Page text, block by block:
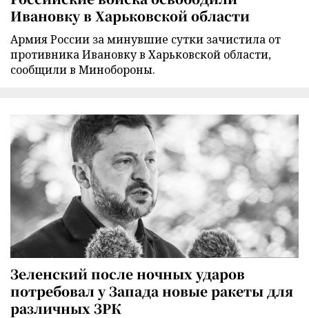
Ивановку в Харьковской области
Армия России за минувшие сутки зачистила от
противника Ивановку в Харьковской области,
сообщили в Минобороны.
Зеленский после ночных ударов
потребовал у Запада новые ракеты для
различных ЗРК